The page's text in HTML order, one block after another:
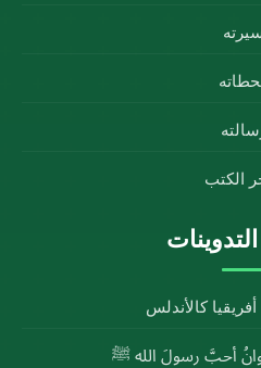
الكتب
كالأندلس
أحبَّ رسولَ الله ﷺ